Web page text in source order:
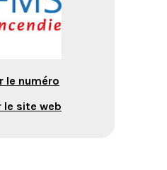
le numéro
le site web